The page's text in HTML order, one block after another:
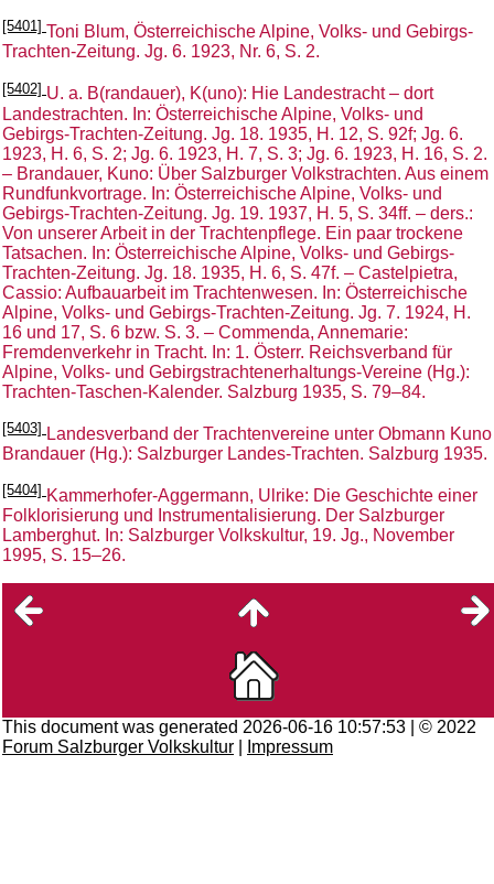
[5401] Toni Blum, Österreichische Alpine, Volks- und Gebirgs-
Trachten-Zeitung. Jg. 6. 1923, Nr. 6, S. 2.
[5402] U. a. B(randauer), K(uno): Hie Landestracht – dort
Landestrachten. In: Österreichische Alpine, Volks- und
Gebirgs-Trachten-Zeitung. Jg. 18. 1935, H. 12, S. 92f; Jg. 6.
1923, H. 6, S. 2; Jg. 6. 1923, H. 7, S. 3; Jg. 6. 1923, H. 16, S. 2.
– Brandauer, Kuno: Über Salzburger Volkstrachten. Aus einem
Rundfunkvortrage. In: Österreichische Alpine, Volks- und
Gebirgs-Trachten-Zeitung. Jg. 19. 1937, H. 5, S. 34ff. – ders.:
Von unserer Arbeit in der Trachtenpflege. Ein paar trockene
Tatsachen. In: Österreichische Alpine, Volks- und Gebirgs-
Trachten-Zeitung. Jg. 18. 1935, H. 6, S. 47f. – Castelpietra,
Cassio: Aufbauarbeit im Trachtenwesen. In: Österreichische
Alpine, Volks- und Gebirgs-Trachten-Zeitung. Jg. 7. 1924, H.
16 und 17, S. 6 bzw. S. 3. – Commenda, Annemarie:
Fremdenverkehr in Tracht. In: 1. Österr. Reichsverband für
Alpine, Volks- und Gebirgstrachtenerhaltungs-Vereine (Hg.):
Trachten-Taschen-Kalender. Salzburg 1935, S. 79–84.
[5403] Landesverband der Trachtenvereine unter Obmann Kuno
Brandauer (Hg.): Salzburger Landes-Trachten. Salzburg 1935.
[5404] Kammerhofer-Aggermann, Ulrike: Die Geschichte einer
Folklorisierung und Instrumentalisierung. Der Salzburger
Lamberghut. In: Salzburger Volkskultur, 19. Jg., November
1995, S. 15–26.
This document was generated 2026-06-16 10:57:53 | © 2022
Forum Salzburger Volkskultur
Impressum